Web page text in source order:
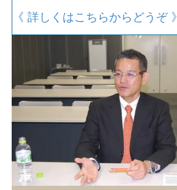
《 詳しくはこちらからどうぞ 》